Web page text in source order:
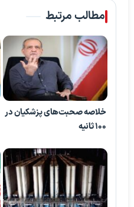
مطالب مرتبط
خلاصه صحبت‌های پزشکیان در
۱۰۰ ثانیه